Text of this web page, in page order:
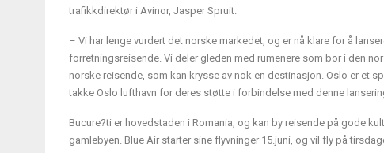
trafikkdirektør i Avinor, Jasper Spruit.
– Vi har lenge vurdert det norske markedet, og er nå klare for å
forretningsreisende. Vi deler gleden med rumenere som bor i den
norske reisende, som kan krysse av nok en destinasjon. Oslo er et
takke Oslo lufthavn for deres støtte i forbindelse med denne
Bucure?ti er hovedstaden i Romania, og kan by reisende på gode
gamlebyen. Blue Air starter sine flyvninger 15.juni, og vil fly på